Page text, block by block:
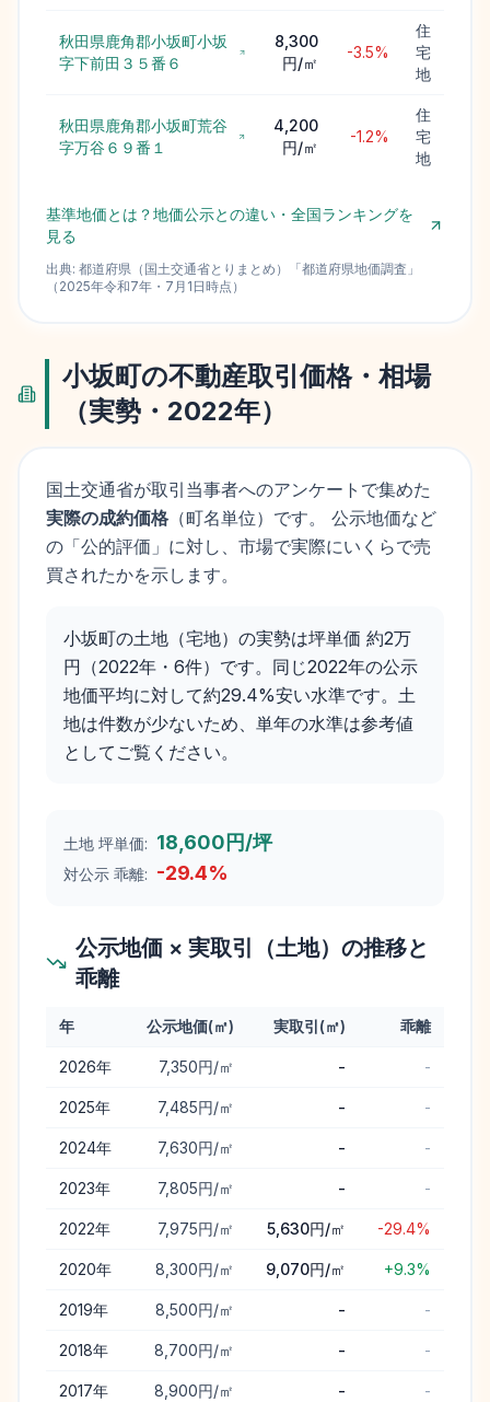
秋田県鹿角郡小坂町小坂
字下前田３５番６
8,300
円/㎡
-3.5%
住
宅
地
秋田県鹿角郡小坂町荒谷
字万谷６９番１
4,200
円/㎡
-1.2%
住
宅
地
基準地価とは？地価公示との違い・全国ランキングを
見る
出典: 都道府県（国土交通省とりまとめ） 「都道府県地価調査 」
（ 2025年令和7年 ・ 7月1日時点）
小坂町の不動産取引価格・相場
（実勢・ 2022年）
国土交通省が取引当事者へのアンケートで集めた
実際の成約価格 （町名単位）です。 公示地価など
の「公的評価」に対し、市場で実際にいくらで売
買されたかを示します。
小坂町の土地（宅地）の実勢は坪単価 約2万
円（2022年・6件）です。同じ2022年の公示
地価平均に対して約29.4%安い水準です。土
地は件数が少ないため、単年の水準は参考値
としてご覧ください。
土地 坪単価: 18,600円/坪
対公示 乖離: -29.4%
公示地価 × 実取引（土地）の推移と
乖離
年 公示地価(㎡) 実取引(㎡) 乖離
2026年 7,350円/㎡ - -
2025年 7,485円/㎡ - -
2024年 7,630円/㎡ - -
2023年 7,805円/㎡ - -
2022年 7,975円/㎡ 5,630円/㎡ -29.4%
2020年 8,300円/㎡ 9,070円/㎡ +9.3%
2019年 8,500円/㎡ - -
2018年 8,700円/㎡ - -
2017年 8,900円/㎡ - -